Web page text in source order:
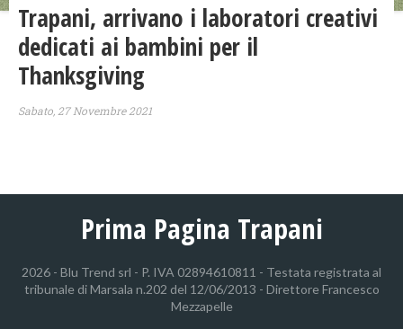
Trapani, arrivano i laboratori creativi
dedicati ai bambini per il
Thanksgiving
Sabato, 27 Novembre 2021
Prima Pagina Trapani
2026 - Blu Trend srl - P. IVA 02894610811 - Testata registrata al
tribunale di Marsala n.202 del 12/06/2013 - Direttore Francesco
Mezzapelle